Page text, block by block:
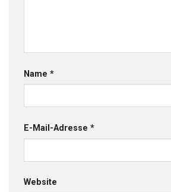
Name *
E-Mail-Adresse *
Website